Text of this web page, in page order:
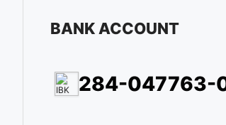
BANK ACCOUNT
284-047763-